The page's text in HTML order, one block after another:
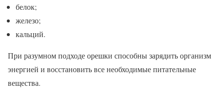
белок;
железо;
кальций.
При разумном подходе орешки способны зарядить организм
энергией и восстановить все необходимые питательные
вещества.